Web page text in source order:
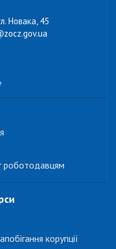
Новака, 45
роботодавцям
корупції